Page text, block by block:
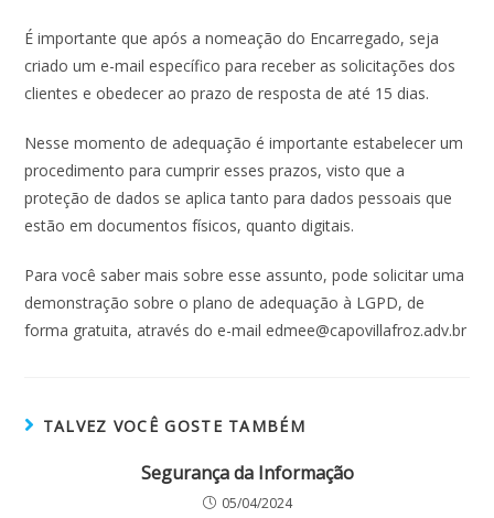
É importante que após a nomeação do Encarregado, seja
criado um e-mail específico para receber as solicitações dos
clientes e obedecer ao prazo de resposta de até 15 dias.
Nesse momento de adequação é importante estabelecer um
procedimento para cumprir esses prazos, visto que a
proteção de dados se aplica tanto para dados pessoais que
estão em documentos físicos, quanto digitais.
Para você saber mais sobre esse assunto, pode solicitar uma
demonstração sobre o plano de adequação à LGPD, de
forma gratuita, através do e-mail edmee@capovillafroz.adv.br
TALVEZ VOCÊ GOSTE TAMBÉM
Segurança da Informação
05/04/2024